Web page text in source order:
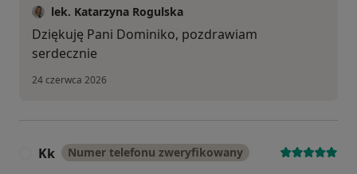
lek. Katarzyna Rogulska
Dziękuję Pani Dominiko, pozdrawiam
serdecznie
24 czerwca 2026
Kk Numer telefonu zweryfikowany